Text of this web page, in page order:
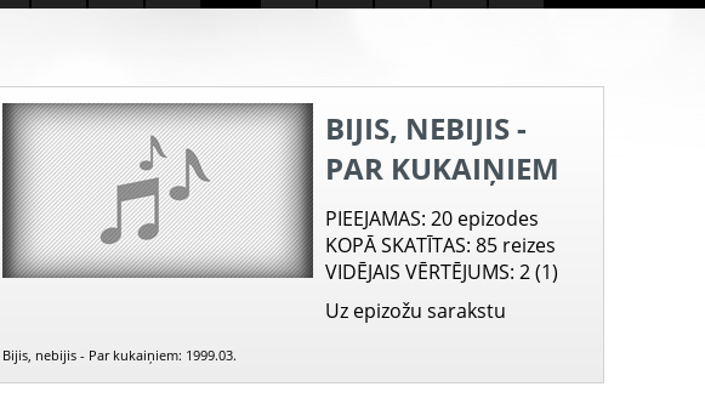
BIJIS, NEBIJIS -
PAR KUKAIŅIEM
PIEEJAMAS: 20 epizodes
KOPĀ SKATĪTAS: 85 reizes
VIDĒJAIS VĒRTĒJUMS: 2 (1)
Uz epizožu sarakstu
Bijis, nebijis - Par kukaiņiem: 1999.03.